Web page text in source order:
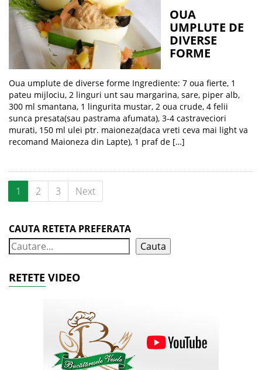
OUA
UMPLUTE DE
DIVERSE
FORME
Oua umplute de diverse forme Ingrediente: 7 oua fierte, 1
pateu mijlociu, 2 linguri unt sau margarina, sare, piper alb,
300 ml smantana, 1 lingurita mustar, 2 oua crude, 4 felii
sunca presata(sau pastrama afumata), 3-4 castraveciori
murati, 150 ml ulei ptr. maioneza(daca vreti ceva mai light va
recomand Maioneza din Lapte), 1 praf de […]
1 2 3 Next
CAUTA RETETA PREFERATA
Cauta
RETETE VIDEO